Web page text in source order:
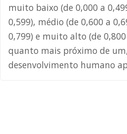
muito baixo (de 0,000 a
0,599), médio (de 0,600 a
0,799) e muito alto (de
quanto mais próximo de
desenvolvimento humano